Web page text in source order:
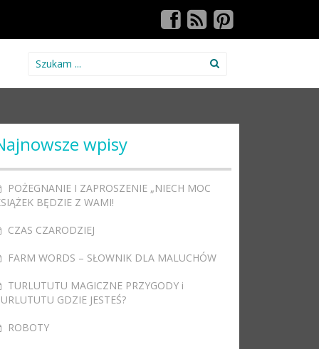
Search for:
wpisy
POŻEGNANIE I ZAPROSZENIE „NIECH MOC
BĘDZIE Z WAMI!
CZAS CZARODZIEJ
FARM WORDS – SŁOWNIK DLA MALUCHÓW
TURLUTUTU MAGICZNE PRZYGODY i
GDZIE JESTEŚ?
ROBOTY